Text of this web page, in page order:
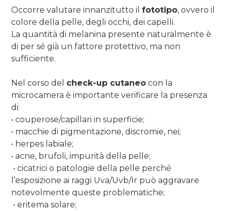
Occorre valutare innanzitutto ilfototipo, ovvero il
colore della pelle, degli occhi, dei capelli.
La quantità di melanina presente naturalmente è
di per sé già un fattore protettivo, ma non
sufficiente.
Nel corso del check-up cutaneo con la
microcamera è importante verificare la presenza
di:
• couperose/capillari in superficie;
• macchie di pigmentazione, discromie, nei;
• herpes labiale;
• acne, brufoli, impurità della pelle;
• cicatrici o patologie della pelle perché
l’esposizione ai raggi Uva/Uvb/Ir può aggravare
notevolmente queste problematiche;
• eritema solare;